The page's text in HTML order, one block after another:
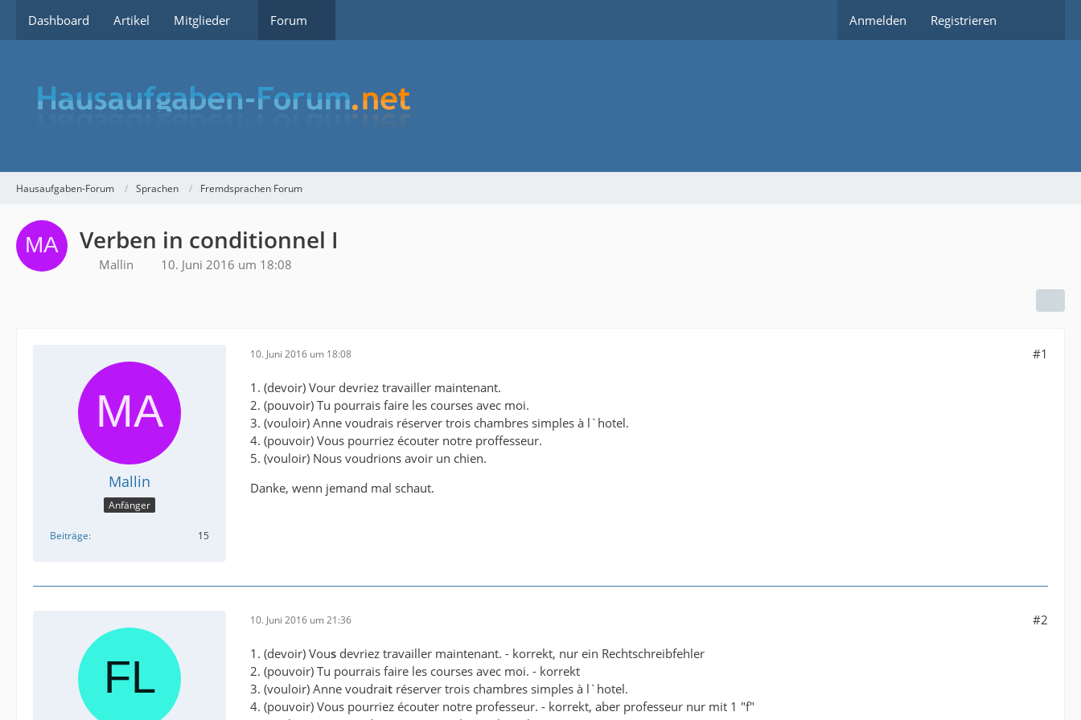
Dashboard Artikel Mitglieder Forum Anmelden Registrieren
Hausaufgaben-Forum Sprachen Fremdsprachen Forum
Verben in conditionnel I
Mallin 10. Juni 2016 um 18:08
Mallin
Anfänger
Beiträge 15
10. Juni 2016 um 18:08 #1
1. (devoir) Vour devriez travailler maintenant.
2. (pouvoir) Tu pourrais faire les courses avec moi.
3. (vouloir) Anne voudrais réserver trois chambres simples à l`hotel.
4. (pouvoir) Vous pourriez écouter notre proffesseur.
5. (vouloir) Nous voudrions avoir un chien.
Danke, wenn jemand mal schaut.
10. Juni 2016 um 21:36 #2
1. (devoir) Vous devriez travailler maintenant. - korrekt, nur ein Rechtschreibfehler
2. (pouvoir) Tu pourrais faire les courses avec moi. - korrekt
3. (vouloir) Anne voudrait réserver trois chambres simples à l`hotel.
4. (pouvoir) Vous pourriez écouter notre professeur. - korrekt, aber professeur nur mit 1 "f"